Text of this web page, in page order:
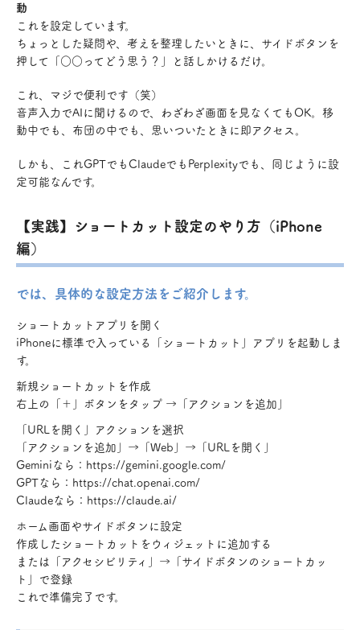
動
これを設定しています。
ちょっとした疑問や、考えを整理したいときに、サイドボタンを
押して「○○ってどう思う？」と話しかけるだけ。
これ、マジで便利です（笑）
音声入力でAIに聞けるので、わざわざ画面を見なくてもOK。移
動中でも、布団の中でも、思いついたときに即アクセス。
しかも、これGPTでもClaudeでもPerplexityでも、同じように設
定可能なんです。
【実践】ショートカット設定のやり方（iPhone
編）
では、具体的な設定方法をご紹介します。
ショートカットアプリを開く
iPhoneに標準で入っている「ショートカット」アプリを起動しま
す。
新規ショートカットを作成
右上の「＋」ボタンをタップ →「アクションを追加」
「URLを開く」アクションを選択
「アクションを追加」→「Web」→「URLを開く」
Geminiなら：https://gemini.google.com/
GPTなら：https://chat.openai.com/
Claudeなら：https://claude.ai/
ホーム画面やサイドボタンに設定
作成したショートカットをウィジェットに追加する
または「アクセシビリティ」→「サイドボタンのショートカッ
ト」で登録
これで準備完了です。